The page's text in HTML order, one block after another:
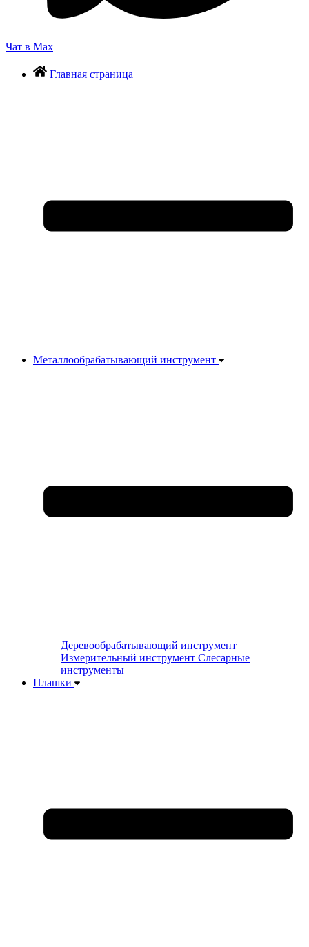
Чат в Max
Главная страница
Металлообрабатывающий инструмент
Деревообрабатывающий инструмент
Измерительный инструмент Слесарные
инструменты
Плашки